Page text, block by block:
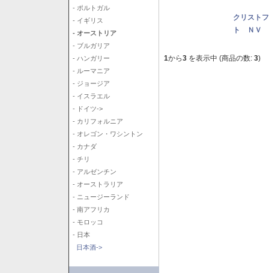
- ポルトガル
- イギリス
- オーストリア
- ブルガリア
- ハンガリー
- ルーマニア
- ジョージア
- イスラエル
- ドイツ->
- カリフォルニア
- オレゴン・ワシントン
- カナダ
- チリ
- アルゼンチン
- オーストラリア
- ニュージーランド
- 南アフリカ
- モロッコ
- 日本
日本酒->
クリスト
ト ＮＶ
1から3 を表示中 (商品の数: 3)